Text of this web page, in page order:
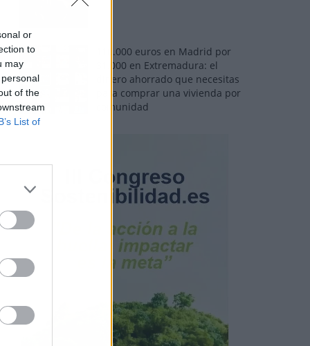
or
to
may
of the
List of
110.000 euros en Madrid por
31.000 en Extremadura: el
dinero ahorrado que necesitas
para comprar una vivienda por
comunidad